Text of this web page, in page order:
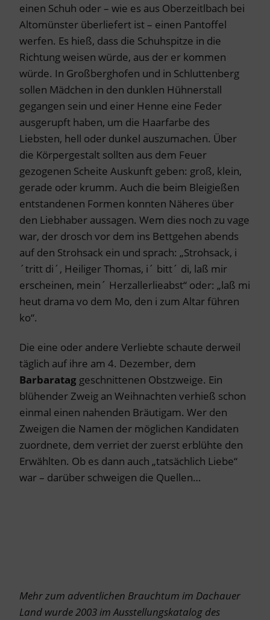
einen Schuh oder – wie es aus Oberzeitlbach bei
Altomünster überliefert ist – einen Pantoffel
werfen. Es hieß, dass die Schuhspitze in die
Richtung weisen würde, aus der er kommen
würde. In Großberghofen und in Schluttenberg
sollen Mädchen in den dunklen Hühnerstall
gegangen sein und einer Henne eine Feder
ausgerupft haben, um die Haarfarbe des
Liebsten, hell oder dunkel auszumachen. Über
die Körpergestalt sollten aus dem Feuer
gezogenen Scheite Auskunft geben: groß, klein,
gerade oder krumm. Auch die beim Bleigießen
entstandenen Formen konnten Näheres über
den Liebhaber aussagen. Wem dies noch zu vage
war, der drosch vor dem ins Bettgehen abends
auf den Strohsack ein und sprach: „Strohsack, i
´tritt di´, Heiliger Thomas, i´ bitt´ di, laß mir
erscheinen, mein´ Herzallerlieabst“ oder: „laß mi
heut drama vo dem Mo, den i zum Altar führen
ko“.
Die eine oder andere Verliebte schaute derweil
täglich auf ihre am 4. Dezember, dem
Barbaratag geschnittenen Obstzweige. Ein
blühender Zweig an Weihnachten verhieß schon
einmal einen nahenden Bräutigam. Wer den
Zweigen die Namen der möglichen Kandidaten
zuordnete, dem verriet der zuerst erblühte den
Erwählten. Ob es dann auch „tatsächlich Liebe“
war – darüber schweigen die Quellen…
Mehr zum adventlichen Brauchtum im Dachauer
Land wurde 2003 im Ausstellungskatalog des